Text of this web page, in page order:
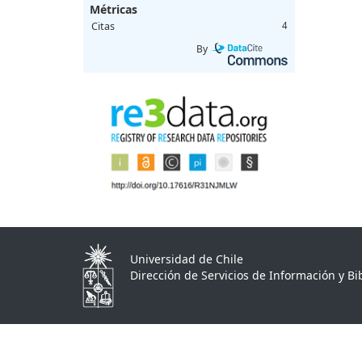
Métricas
Citas 4
By
Universidad de Chile
Dirección de Servicios de Información y